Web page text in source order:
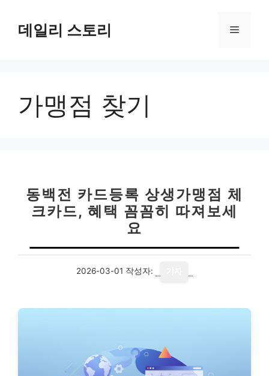
데일리 스토리 메
가맹점 찾기
동백전 카드등록 상생가맹점 체
크카드, 혜택 꼼꼼히 따져보세
요
2026-03-01 작성자: